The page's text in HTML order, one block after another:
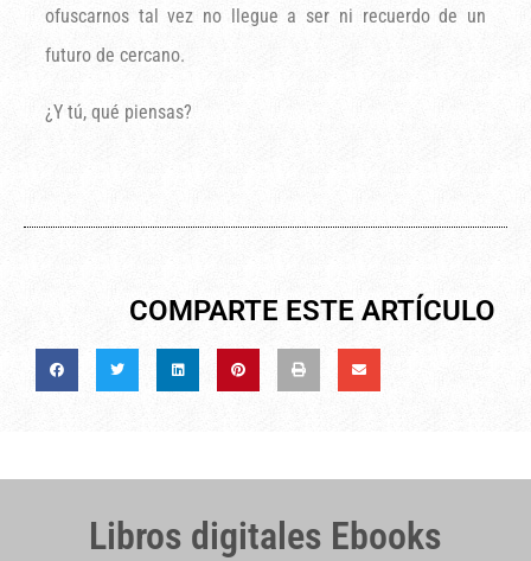
ofuscarnos tal vez no llegue a ser ni recuerdo de un
futuro de cercano.
¿Y tú, qué piensas?
COMPARTE ESTE ARTÍCULO
Libros digitales Ebooks